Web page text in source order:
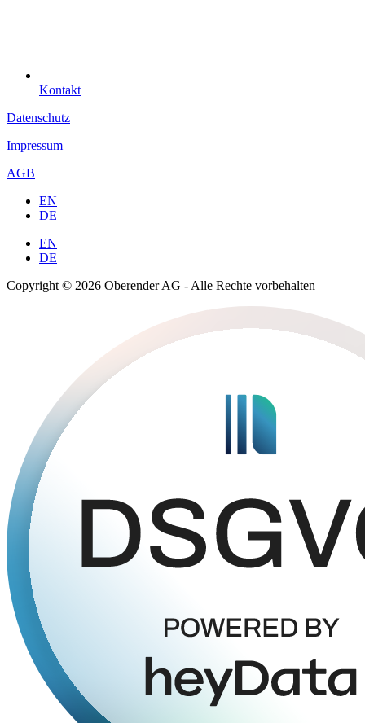
Kontakt
Datenschutz
Impressum
AGB
EN
DE
EN
DE
Copyright © 2026 Oberender AG - Alle Rechte vorbehalten